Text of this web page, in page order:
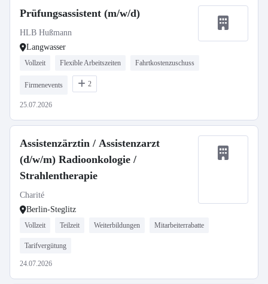
Prüfungsassistent (m/w/d)
HLB Hußmann
Langwasser
Vollzeit Flexible Arbeitszeiten Fahrtkostenzuschuss
Firmenevents 2
25.07.2026
Assistenzärztin / Assistenzarzt
(d/w/m) Radioonkologie /
Strahlentherapie
Charité
Berlin-Steglitz
Vollzeit Teilzeit Weiterbildungen Mitarbeiterrabatte
Tarifvergütung
24.07.2026